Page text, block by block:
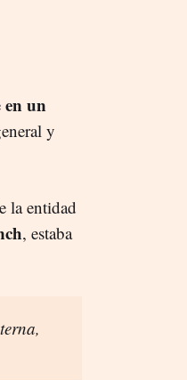
en un
y
la entidad
, estaba